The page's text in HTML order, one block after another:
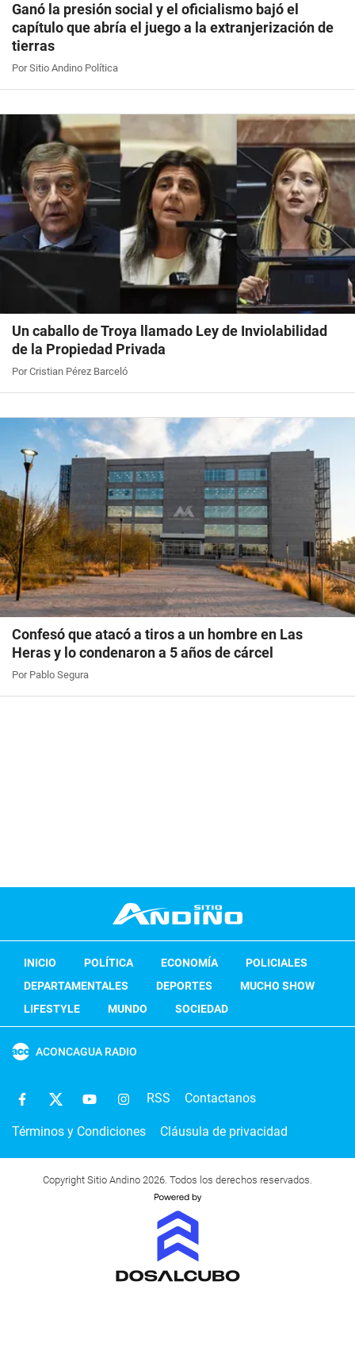
Ganó la presión social y el oficialismo bajó el
capítulo que abría el juego a la extranjerización de
tierras
Por Sitio Andino Política
Un caballo de Troya llamado Ley de Inviolabilidad
de la Propiedad Privada
Por Cristian Pérez Barceló
Confesó que atacó a tiros a un hombre en Las
Heras y lo condenaron a 5 años de cárcel
Por Pablo Segura
INICIO POLÍTICA ECONOMÍA
POLICIALES
DEPARTAMENTALES
DEPORTES
MUCHO SHOW
LIFESTYLE
MUNDO SOCIEDAD
ACONCAGUA RADIO
RSS Contactanos
Términos y Condiciones Cláusula de privacidad
Copyright Sitio Andino 2026. Todos los derechos reservados.